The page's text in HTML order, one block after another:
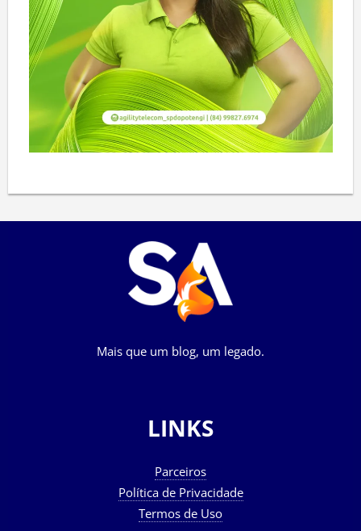
Mais que um blog, um legado.
LINKS
Parceiros
Política de Privacidade
Termos de Uso